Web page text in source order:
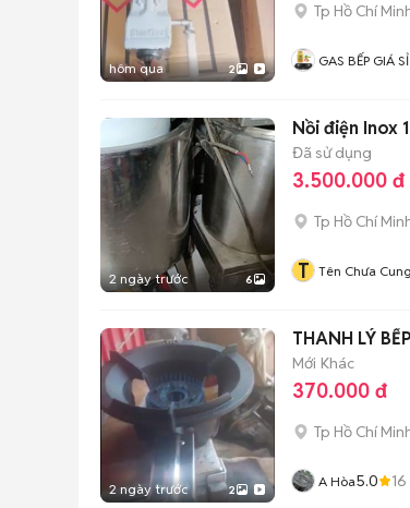
hôm qua 2
Tp Hồ Chí
GAS BẾP GIÁ
2 ngày trước 6
Nồi điện Inox
Đã sử dụng
3.500.000 đ
Tp Hồ Chí
T Tên Chưa
2 ngày trước 2
Mới Khác
370.000 đ
Tp Hồ Chí
A Hòa5.0 16